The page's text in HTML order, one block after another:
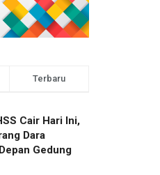
Terbaru
Cair Hari Ini,
Dara
Gedung